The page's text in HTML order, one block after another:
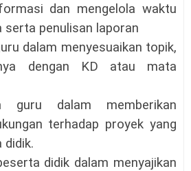
dan mengelola waktu
serta penulisan laporan
dalam menyesuaikan topik,
dengan KD atau mata
guru dalam memberikan
terhadap proyek yang
didik.
didik dalam menyajikan